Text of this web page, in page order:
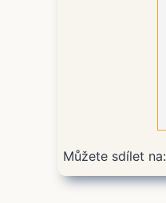
Můžete sdílet na: